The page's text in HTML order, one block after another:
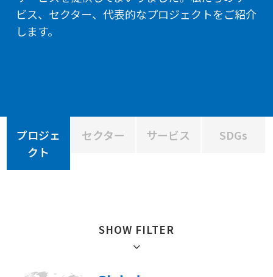
ビス、セクター、代表的なプロジェクトをご紹介
します。
プロジェ
クト
セクター サービス SDGs
SHOW FILTER